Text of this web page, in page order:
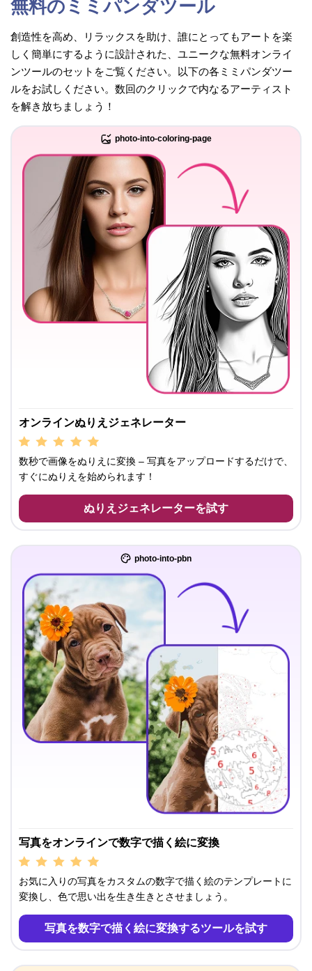
無料のミミパンダツール
創造性を高め、リラックスを助け、誰にとってもアートを楽
しく簡単にするように設計された、ユニークな無料オンライ
ンツールのセットをご覧ください。以下の各ミミパンダツー
ルをお試しください。数回のクリックで内なるアーティスト
を解き放ちましょう！
photo-into-coloring-page
オンラインぬりえジェネレーター
数秒で画像をぬりえに変換 – 写真をアップロードするだけで、
すぐにぬりえを始められます！
ぬりえジェネレーターを試す
photo-into-pbn
写真をオンラインで数字で描く絵に変換
お気に入りの写真をカスタムの数字で描く絵のテンプレートに
変換し、色で思い出を生き生きとさせましょう。
写真を数字で描く絵に変換するツールを試す